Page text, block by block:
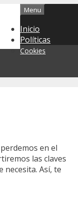
Menu
Inicio
Políticas
Cookies
en el
las claves
Así, te